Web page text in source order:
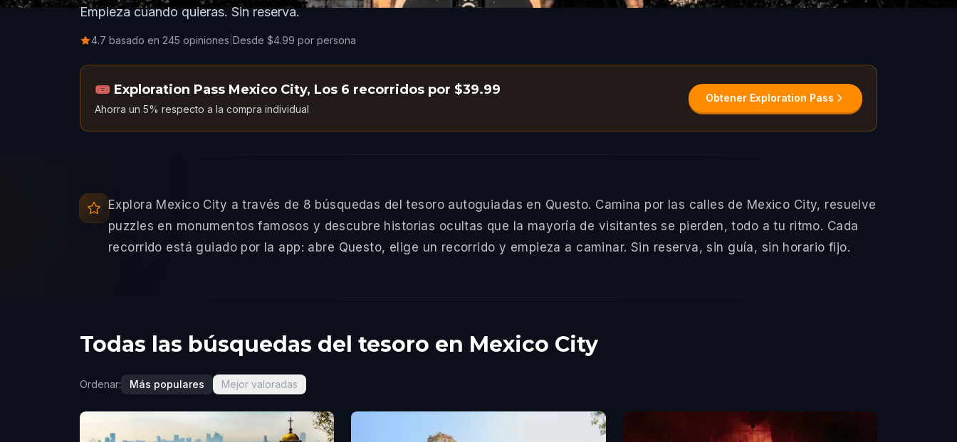
Empieza cuando quieras. Sin reserva.
4.7 basado en 245 opiniones Desde $4.99 por persona
🎟️ Exploration Pass Mexico City, Los 6 recorridos por $39.99
Ahorra un 5% respecto a la compra individual
Obtener Exploration Pass
Explora Mexico City a través de 8 búsquedas del tesoro autoguiadas en Questo. Camina por las calles de Mexico City, resuelve
puzzles en monumentos famosos y descubre historias ocultas que la mayoría de visitantes se pierden, todo a tu ritmo. Cada
recorrido está guiado por la app: abre Questo, elige un recorrido y empieza a caminar. Sin reserva, sin guía, sin horario fijo.
Todas las búsquedas del tesoro en Mexico City
Ordenar: Más populares Mejor valoradas